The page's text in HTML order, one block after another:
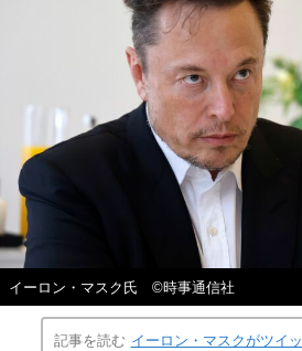
イーロン・マスク氏 ©時事通信社
記事を読む イーロン・マスクがツイ